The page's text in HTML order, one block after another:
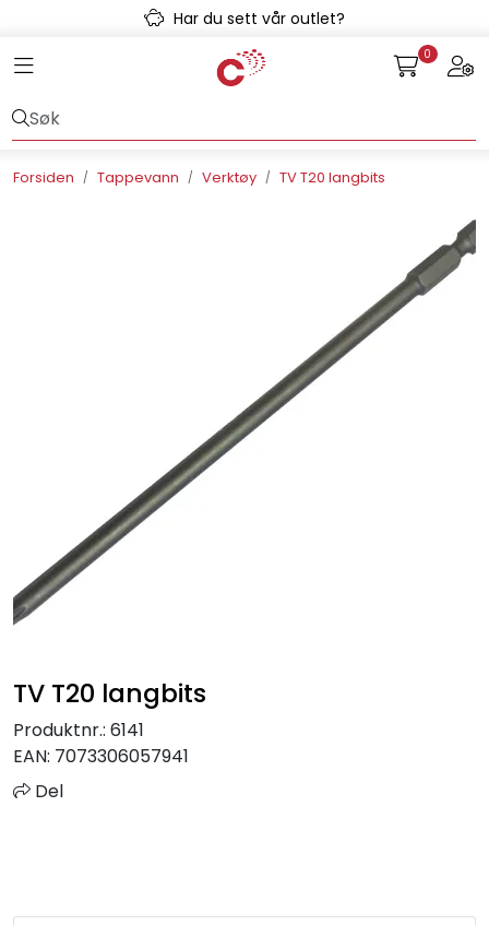
Skip to main contentHar du sett vår outlet?
Toggle navigation 0
Forsiden Tappevann Verktøy TV T20 langbits
TV T20 langbits
Produktnr.: 6141
EAN: 7073306057941
Del
Tappevann
Vannbehandling
Varmeanlegg